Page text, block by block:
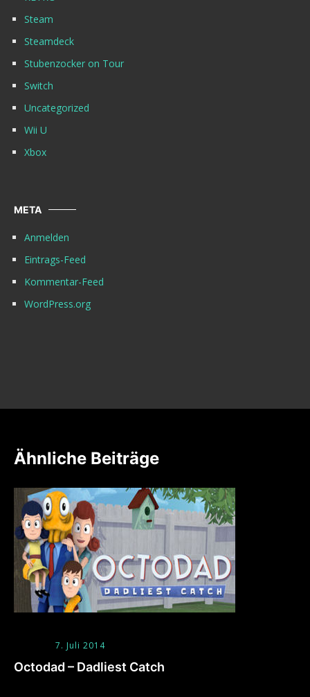
Steam
Steamdeck
Stubenzocker on Tour
Switch
Uncategorized
Wii U
Xbox
META
Anmelden
Eintrags-Feed
Kommentar-Feed
WordPress.org
Ähnliche Beiträge
7. Juli 2014
Octodad – Dadliest Catch